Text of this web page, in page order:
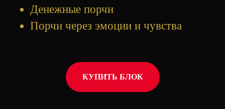
Денежные порчи
Порчи через эмоции и чувства
КУПИТЬ БЛОК